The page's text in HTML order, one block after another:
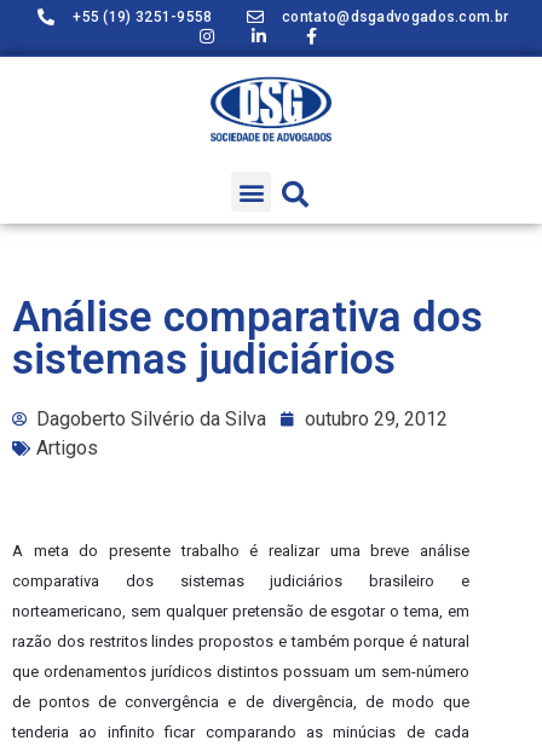
+55 (19) 3251-9558 contato@dsgadvogados.com.br
Análise comparativa dos
sistemas judiciários
Dagoberto Silvério da Silva
outubro 29, 2012
Artigos
A meta do presente trabalho é realizar uma breve análise
comparativa dos sistemas judiciários brasileiro e
norteamericano, sem qualquer pretensão de esgotar o tema, em
razão dos restritos lindes propostos e também porque é natural
que ordenamentos jurídicos distintos possuam um sem-número
de pontos de convergência e de divergência, de modo que
tenderia ao infinito ficar comparando as minúcias de cada